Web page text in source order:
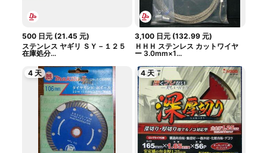
500 日元(21.45 元)
ステンレス ヤギリ ＳＹ－１２５
在庫処分...
3,100 日元 (132.99 元)
ＨＨＨ ステンレス カットワイヤ
ー 3.0mm×1...
4 天 4 天